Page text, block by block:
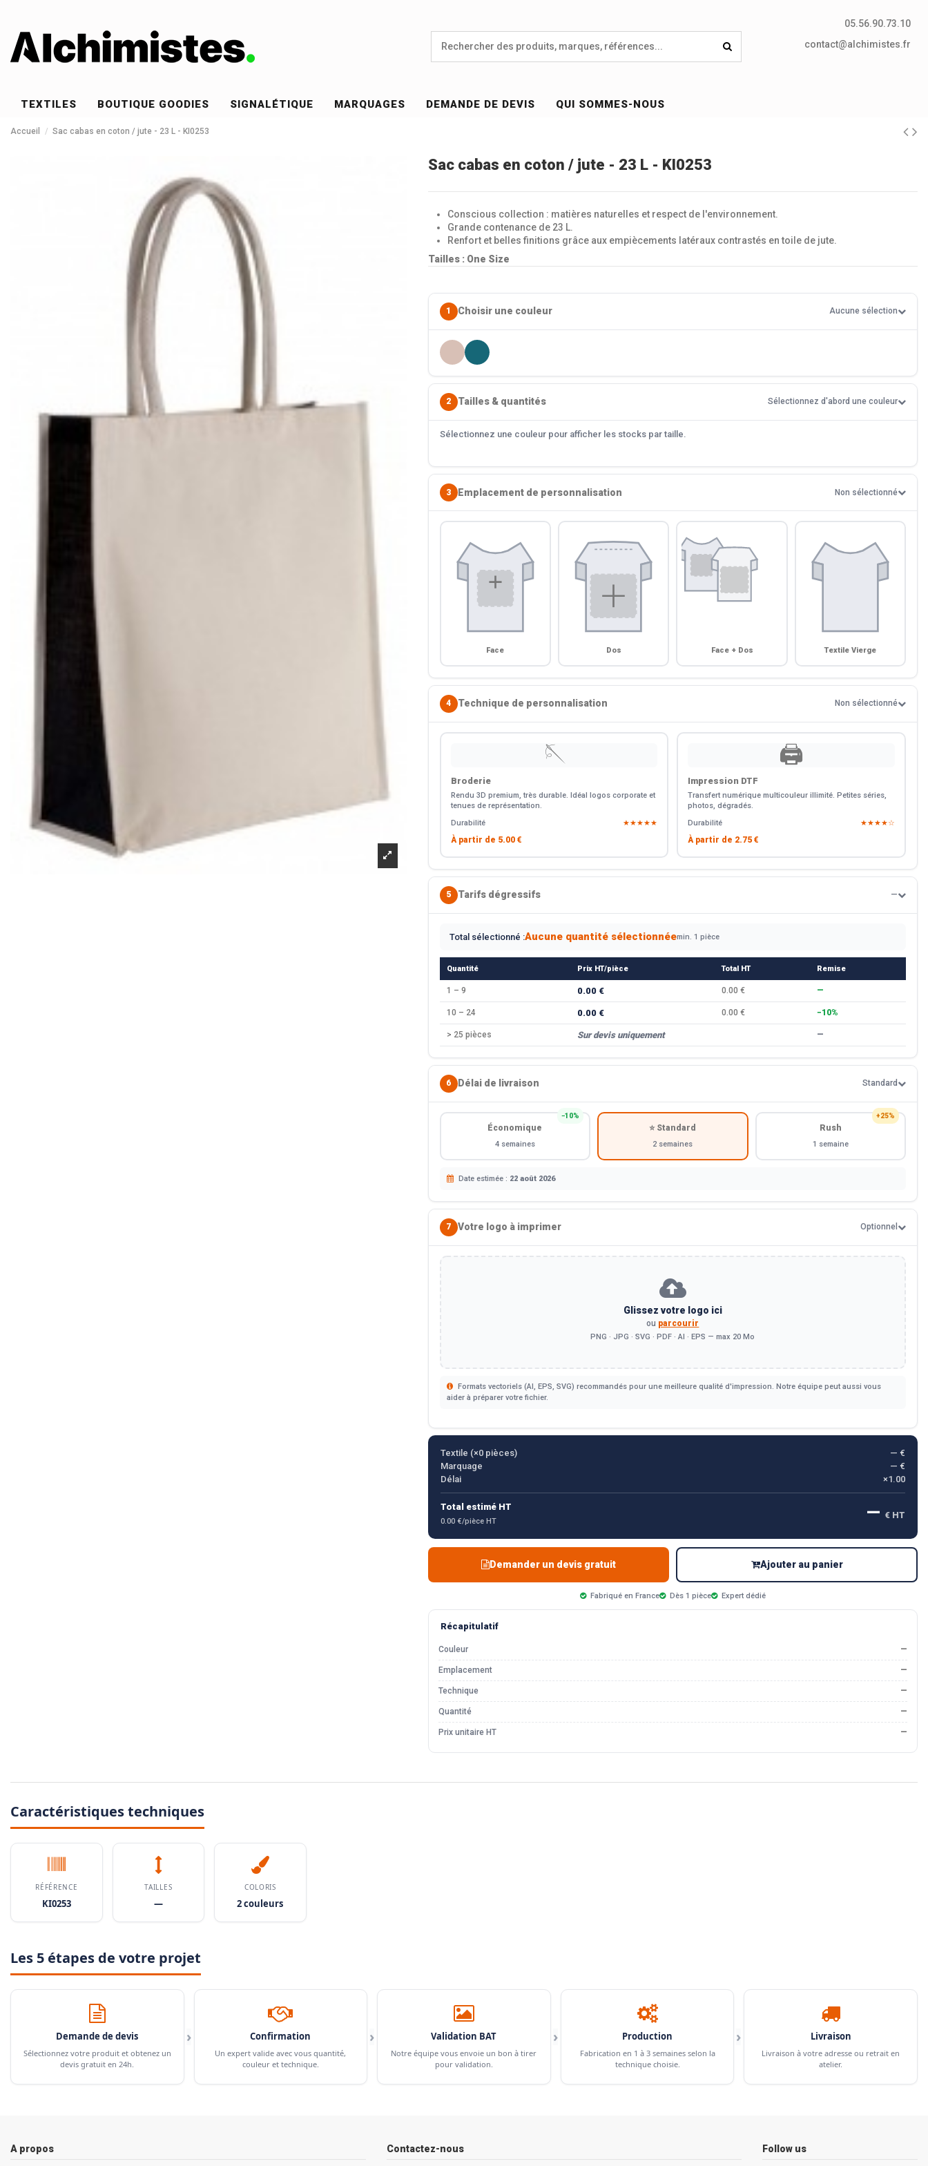
05.56.90.73.10
contact@alchimistes.fr
TEXTILES BOUTIQUE GOODIES SIGNALÉTIQUE MARQUAGES DEMANDE DE DEVIS QUI SOMMES-NOUS
Accueil Sac cabas en coton / jute - 23 L - KI0253
Sac cabas en coton / jute - 23 L - KI0253
Conscious collection : matières naturelles et respect de l'environnement.
Grande contenance de 23 L.
Renfort et belles finitions grâce aux empiècements latéraux contrastés en toile de jute.
Tailles : One Size
1 Choisir une couleur Aucune sélection
2 Tailles & quantités Sélectionnez d'abord une couleur
Sélectionnez une couleur pour afficher les stocks par taille.
3 Emplacement de personnalisation Non sélectionné
Face Dos Face + Dos Textile Vierge
4 Technique de personnalisation Non sélectionné
🪡
Broderie
Rendu 3D premium, très durable. Idéal logos corporate et
tenues de représentation.
Durabilité
★★★★★
À partir de 5.00 €
🖨️
Impression DTF
Transfert numérique multicouleur illimité. Petites séries,
photos, dégradés.
Durabilité
★★★★☆
À partir de 2.75 €
5 Tarifs dégressifs —
Total sélectionné :Aucune quantité sélectionnéemin. 1 pièce
Quantité Prix HT/pièce Total HT Remise
1 – 9 0.00 € 0.00 € —
10 – 24 0.00 € 0.00 € −10%
> 25 pièces Sur devis uniquement —
6 Délai de livraison Standard
−10%
Économique
4 semaines
⭐ Standard
2 semaines
+25%
Rush
1 semaine
Date estimée : 22 août 2026
7 Votre logo à imprimer Optionnel
Glissez votre logo ici
ou parcourir
PNG · JPG · SVG · PDF · AI · EPS — max 20 Mo
Formats vectoriels (AI, EPS, SVG) recommandés pour une meilleure qualité d'impression. Notre équipe peut aussi vous
aider à préparer votre fichier.
Textile (×0pièces)
— €
Marquage
— €
Délai
×1.00
Total estimé HT
0.00 €/pièce HT — € HT
Demander un devis gratuit Ajouter au panier
Fabriqué en France Dès 1 pièce Expert dédié
Récapitulatif
Couleur —
Emplacement —
Technique —
Quantité —
Prix unitaire HT —
Caractéristiques techniques
RÉFÉRENCE
KI0253
TAILLES
—
COLORIS
2 couleurs
Les 5 étapes de votre projet
Demande de devis
Sélectionnez votre produit et obtenez un
devis gratuit en 24h.
› Confirmation
Un expert valide avec vous quantité,
couleur et technique.
› Validation BAT
Notre équipe vous envoie un bon à tirer
pour validation.
› Production
Fabrication en 1 à 3 semaines selon la
technique choisie.
› Livraison
Livraison à votre adresse ou retrait en
atelier.
A propos Contactez-nous Follow us